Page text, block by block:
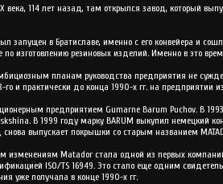
114 лет назад, там открылся завод, который
запущен в Братиславе, именно с его конвейера и
изготовлению резиновых изделий. Именно в это
планам руководства предприятия не
го и практически до конца 1990-х гг. на
предприятием Gumarne Barum Puchov. В
В 1999 году марку BARUM выкупил немецкий
выпускает покрышки со старым названием
Matador стала одной из первых
ISO/TS 16949. Это стало еще одним
уже получала в конце 1990-х гг.